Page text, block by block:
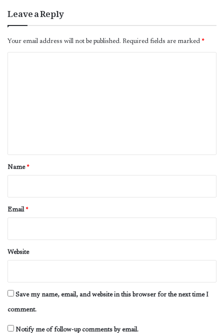
Leave a Reply
Your email address will not be published. Required fields are marked *
*
Name *
Email *
Website
Save my name, email, and website in this browser for the next time I
comment.
Notify me of follow-up comments by email.